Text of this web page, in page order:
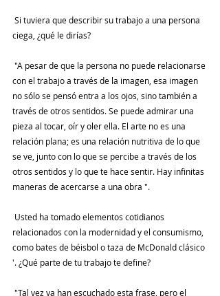
ciega, ¿qué le dirías?
con el trabajo a través de la imagen, esa imagen
no sólo se pensó entra a los ojos, sino también a
través de otros sentidos. Se puede admirar una
pieza al tocar, oír y oler ella. El arte no es una
relación plana; es una relación nutritiva de lo que
se ve, junto con lo que se percibe a través de los
otros sentidos y lo que te hace sentir. Hay infinitas
maneras de acercarse a una obra ".
relacionados con la modernidad y el consumismo,
como bates de béisbol o taza de McDonald clásico
'. ¿Qué parte de tu trabajo te define?